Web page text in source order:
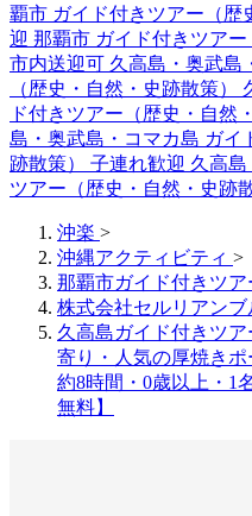
覇市 ガイド付きツアー（歴
迎 那覇市 ガイド付きツア
市内送迎可 久高島・奥武島
（歴史・自然・史跡散策）
ド付きツアー（歴史・自然
島・奥武島・コマカ島 ガイ
跡散策） 子連れ歓迎 久高島
ツアー（歴史・自然・史跡
沖楽 >
沖縄アクティビティ >
那覇市ガイド付きツ
株式会社セルリアンブ
久高島ガイド付きツ
寄り・人気の厚焼きポ
約8時間・0歳以上・1
無料】